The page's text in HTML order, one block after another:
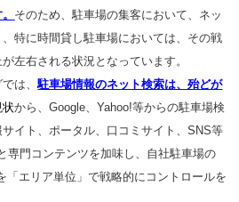
そのため、駐車場の集客において、ネッ
特に時間貸し駐車場においては、その戦
左右される状況となっています。
では、駐車場情報のネット検索は、殆どが
状から、Google、Yahoo!等からの駐車場検
イト、ポータル、口コミサイト、SNS等
専門コンテンツを加味し、自社駐車場の
「エリア単位」で戦略的にコントロールを